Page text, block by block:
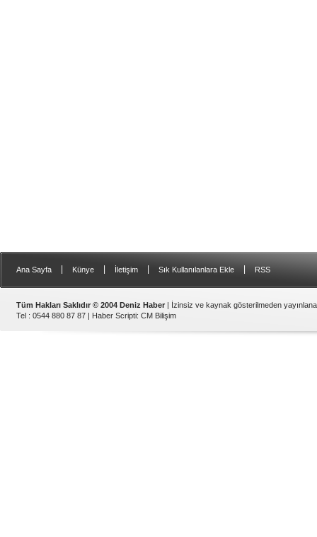
Ana Sayfa Künye İletişim Sık Kullanılanlara Ekle RSS
Tüm Hakları Saklıdır © 2004 Deniz Haber | İzinsiz ve kaynak gösterilmeden
Tel : 0544 880 87 87 | Haber Scripti: CM Bilişim